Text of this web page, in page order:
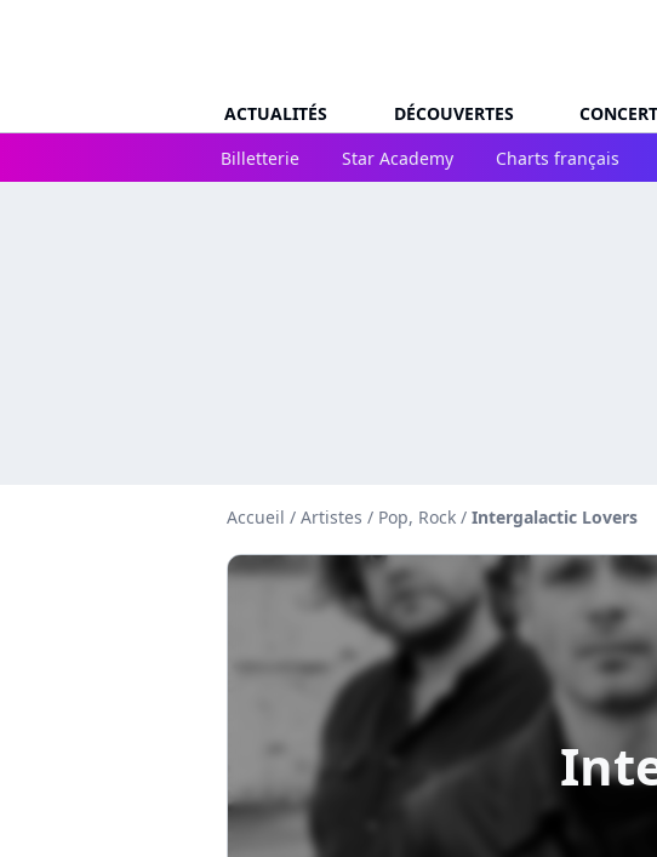
ACTUALITÉS DÉCOUVERTES
Billetterie
Star Academy Charts français
Accueil / Artistes / Pop, Rock / Intergalactic Lovers